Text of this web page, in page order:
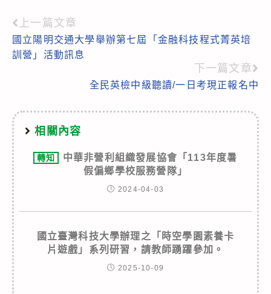
Read
more
上一篇文章
國立陽明交通大學舉辦第七屆「金融科技程式菁英培
訓營」活動訊息
下一篇文章
全民英檢中級聽讀/一日考現正報名中
相關內容
轉知
中華非營利組織發展協會「113年度暑
假偏鄉學校服務營隊」
2024-04-03
國立臺灣科技大學辦理之「時空學園素養卡
片遊戲」系列研習，請教師踴躍參加。
2025-10-09